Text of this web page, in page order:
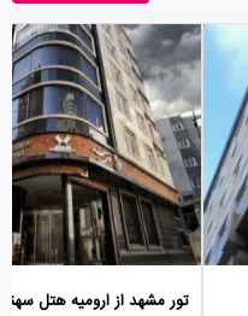
تور مشهد از ارومیه هتل سهند